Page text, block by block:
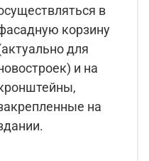
в
корзину
для
и на
на